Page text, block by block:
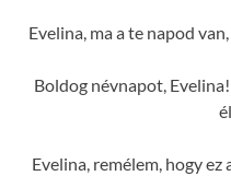
Evelina, ma a te napod
Boldog névnapot,
Evelina, remélem, hogy